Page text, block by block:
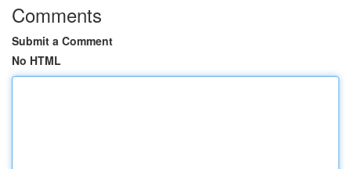
Comments
Submit a Comment
No HTML